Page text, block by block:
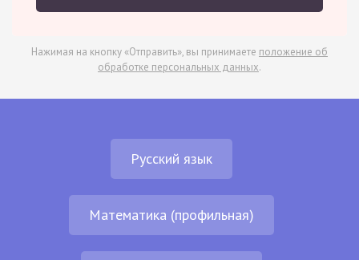
Нажимая на кнопку «Отправить», вы принимаете положение об
обработке персональных данных.
Русский язык
Математика (профильная)